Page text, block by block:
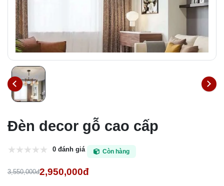
Đèn decor gỗ cao cấp
0 đánh giá Còn hàng
3,550,000đ2,950,000đ